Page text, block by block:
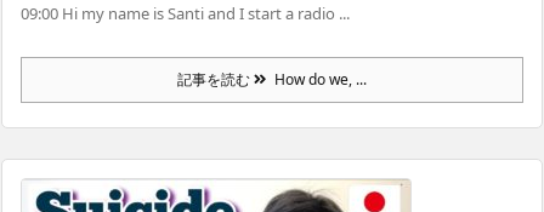
09:00 Hi my name is Santi and I start a radio ...
記事を読む How do we, ...